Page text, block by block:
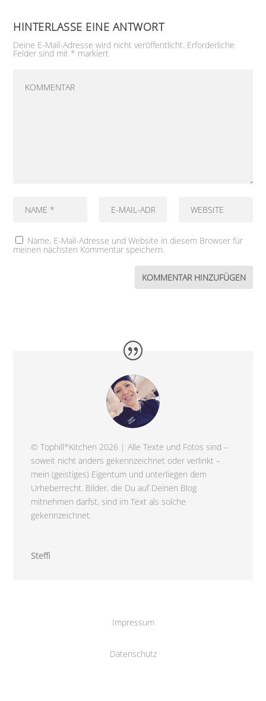
HINTERLASSE EINE ANTWORT
Deine E-Mail-Adresse wird nicht veröffentlicht. Erforderliche
Felder sind mit * markiert
Name, E-Mail-Adresse und Website in diesem Browser für
meinen nächsten Kommentar speichern.
© Tophill*Kitchen 2026 | Alle Texte und Fotos sind –
soweit nicht anders gekennzeichnet oder verlinkt –
mein (geistiges) Eigentum und unterliegen dem
Urheberrecht. Bilder, die Du auf Deinen Blog
mitnehmen darfst, sind im Text als solche
gekennzeichnet.
Steffi
Impressum
Datenschutz